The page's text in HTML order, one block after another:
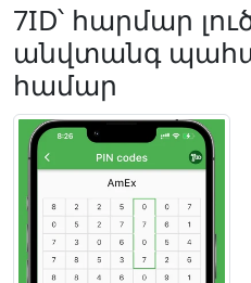
7ID՝ հարմար
անվտանգ
համար